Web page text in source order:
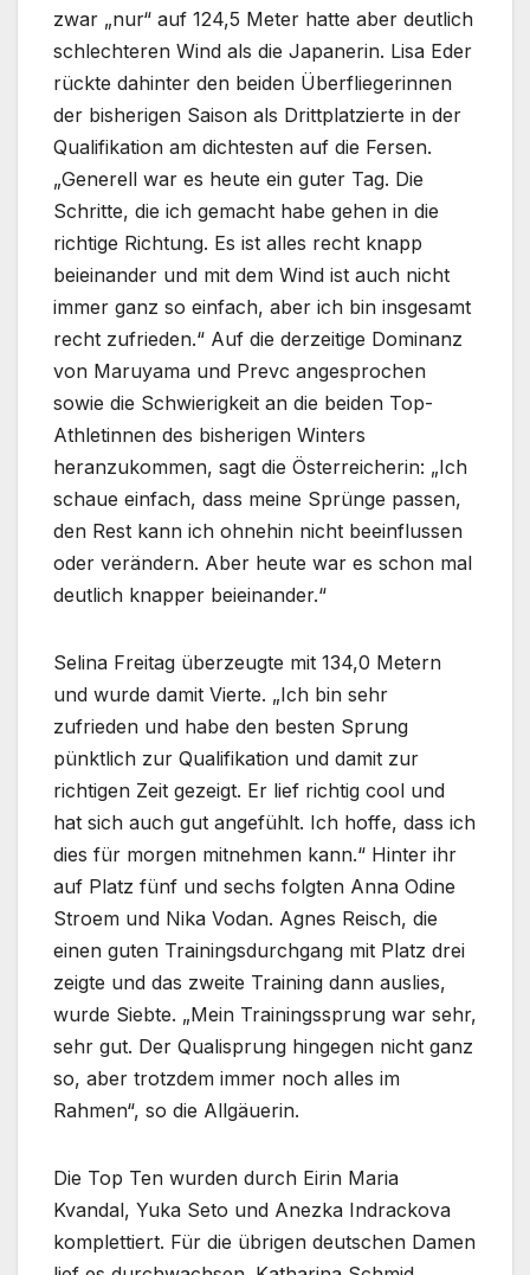
zwar „nur“ auf 124,5 Meter hatte aber deutlich
schlechteren Wind als die Japanerin. Lisa Eder
rückte dahinter den beiden Überfliegerinnen
der bisherigen Saison als Drittplatzierte in der
Qualifikation am dichtesten auf die Fersen.
„Generell war es heute ein guter Tag. Die
Schritte, die ich gemacht habe gehen in die
richtige Richtung. Es ist alles recht knapp
beieinander und mit dem Wind ist auch nicht
immer ganz so einfach, aber ich bin insgesamt
recht zufrieden.“ Auf die derzeitige Dominanz
von Maruyama und Prevc angesprochen
sowie die Schwierigkeit an die beiden Top-
Athletinnen des bisherigen Winters
heranzukommen, sagt die Österreicherin: „Ich
schaue einfach, dass meine Sprünge passen,
den Rest kann ich ohnehin nicht beeinflussen
oder verändern. Aber heute war es schon mal
deutlich knapper beieinander.“
Selina Freitag überzeugte mit 134,0 Metern
und wurde damit Vierte. „Ich bin sehr
zufrieden und habe den besten Sprung
pünktlich zur Qualifikation und damit zur
richtigen Zeit gezeigt. Er lief richtig cool und
hat sich auch gut angefühlt. Ich hoffe, dass ich
dies für morgen mitnehmen kann.“ Hinter ihr
auf Platz fünf und sechs folgten Anna Odine
Stroem und Nika Vodan. Agnes Reisch, die
einen guten Trainingsdurchgang mit Platz drei
zeigte und das zweite Training dann auslies,
wurde Siebte. „Mein Trainingssprung war sehr,
sehr gut. Der Qualisprung hingegen nicht ganz
so, aber trotzdem immer noch alles im
Rahmen“, so die Allgäuerin.
Die Top Ten wurden durch Eirin Maria
Kvandal, Yuka Seto und Anezka Indrackova
komplettiert. Für die übrigen deutschen Damen